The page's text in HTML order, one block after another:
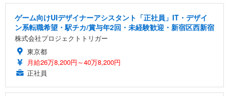
ゲーム向けUIデザイナーアシスタント「正社員」IT・デザイ
ン系転職希望・駅チカ/賞与年2回・未経験歓迎・新宿区西新宿
株式会社プロジェクトトリガー
東京都
月給26万8,200円～40万8,200円
正社員